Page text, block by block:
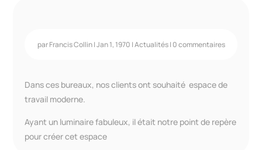
parFrancis Collin|Jan 1, 1970 |Actualités| 0 commentaires
Dans ces bureaux, nos clients ont souhaité espace de
travail moderne.
Ayant un luminaire fabuleux, il était notre point de repère
pour créer cet espace